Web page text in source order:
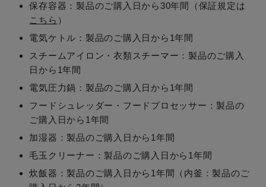
保存容器：製品のご購入日から30年間（保証規定は
こちら ）
電気ケトル：製品のご購入日から1年間
スチームアイロン・衣類スチーマー：製品のご購入
日から1年間
電気圧力鍋：製品のご購入日から1年間
フードシュレッダー・フードプロセッサー：製品の
ご購入日から1年間
加湿器：製品のご購入日から1年間
毛玉クリーナー：製品のご購入日から1年間
炊飯器：製品のご購入日から1年間（内釜：製品のご